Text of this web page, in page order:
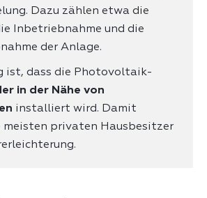
Dazu zählen etwa die
Inbetriebnahme und die
der Anlage.
ist, dass die Photovoltaik-
in der Nähe von
installiert wird. Damit
privaten Hausbesitzer